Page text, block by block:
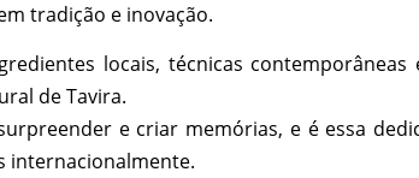
tradição e inovação.
locais, técnicas contemporâneas
de Tavira.
e criar memórias, e é essa
internacionalmente.